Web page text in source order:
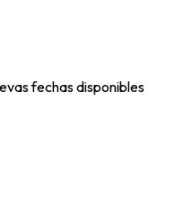
fechas disponibles